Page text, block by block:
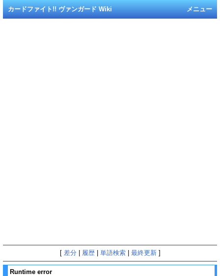
メニュー
カードファイト!! ヴァンガード Wiki
[ 差分 履歴| 単語検索| 最終更新]
Runtime error